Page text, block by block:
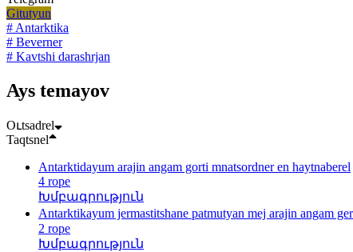
Gitutyun
# Antarktika
# Beverner
# Kavtshi darashrjan
Ays temayov
Oւtsadrel
Taqtsnel
Antarktidayum arajin angam gorti mnatsordner en haytnaberel
4 rope
Խմբագրություն
Antarktikayum jermastitshane patmutyan mej arajin angam
2 rope
Խմբագրություն